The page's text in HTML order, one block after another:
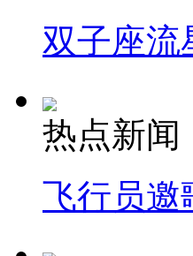
双子座流
热点新闻
飞行员邀